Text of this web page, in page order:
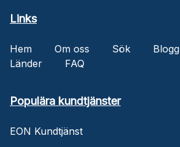
Links
Hem Om oss Sök Blogg
Länder
FAQ
Populära kundtjänster
EON Kundtjänst